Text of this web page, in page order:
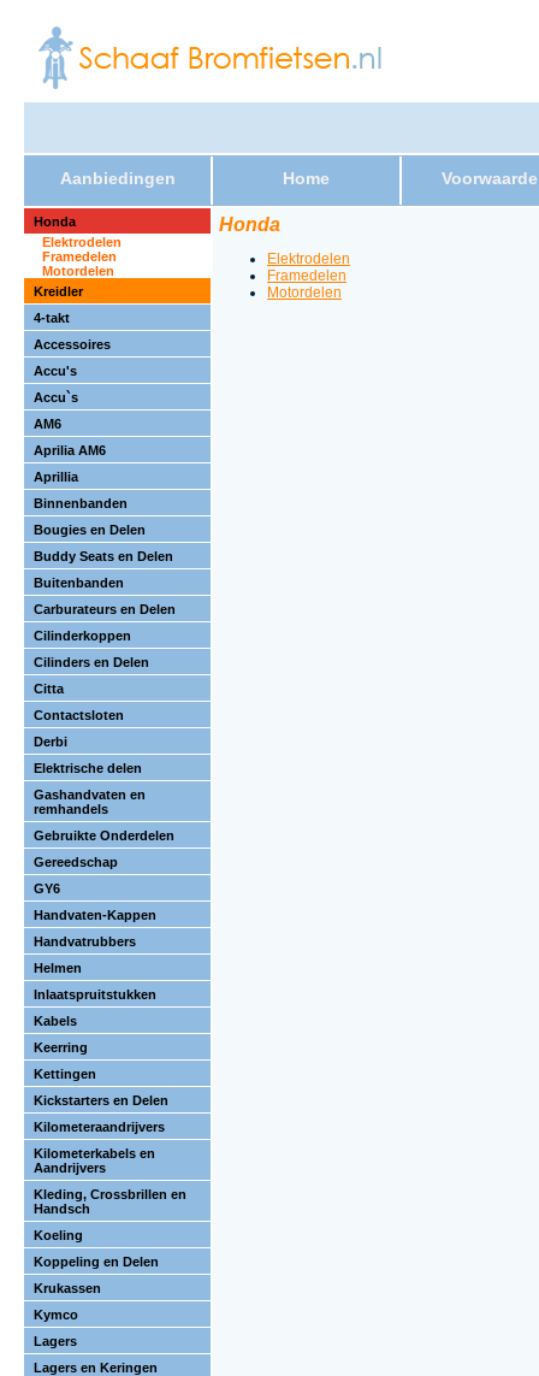
Aanbiedingen Home
Honda
Elektrodelen
Framedelen
Motordelen
Kreidler
4-takt
Accessoires
Accu's
Accu`s
AM6
Aprilia AM6
Aprillia
Binnenbanden
Bougies en Delen
Buddy Seats en Delen
Buitenbanden
Carburateurs en Delen
Cilinderkoppen
Cilinders en Delen
Citta
Contactsloten
Derbi
Elektrische delen
Gashandvaten en
remhandels
Gebruikte Onderdelen
Gereedschap
GY6
Handvaten-Kappen
Handvatrubbers
Helmen
Inlaatspruitstukken
Kabels
Keerring
Kettingen
Kickstarters en Delen
Kilometeraandrijvers
Kilometerkabels en
Aandrijvers
Kleding, Crossbrillen en
Handsch
Koeling
Koppeling en Delen
Krukassen
Kymco
Lagers
Lagers en Keringen
Honda
Elektrodelen
Framedelen
Motordelen